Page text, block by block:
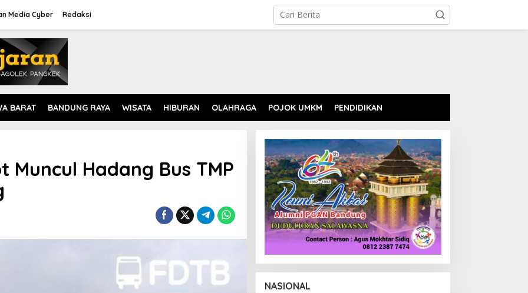
Media Cyber Redaksi
BARAT BANDUNG RAYA WISATA HIBURAN OLAHRAGA POJOK UMKM PENDIDIKAN
Muncul Hadang Bus TMP
NASIONAL